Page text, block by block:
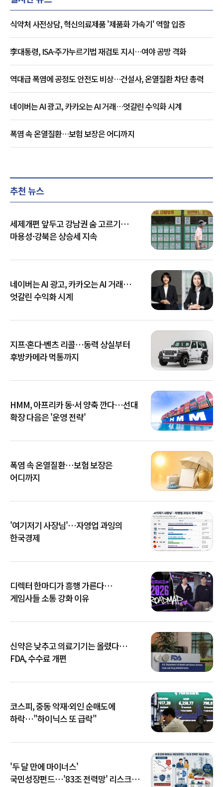
식약처 사전상담, 혁신의료제품 '제품화 가속기' 역할 입증
李대통령, ISA·주가누르기법 재검토 지시…여야 공방 격화
역대급 폭염에 공정도 안전도 비상…건설사, 온열질환 차단 총력
네이버는 AI 광고, 카카오는 AI 거래…엇갈린 수익화 시계
폭염 속 온열질환…보험 보장은 어디까지
추천 뉴스
세제개편 앞두고 강남권 숨 고르기…
마용성·강북은 상승세 지속
네이버는 AI 광고, 카카오는 AI 거래…
엇갈린 수익화 시계
지프·혼다·벤츠 리콜…동력 상실부터
후방카메라 먹통까지
HMM, 아프리카 동·서 양축 깐다…선대
확장 다음은 '운영 전략'
폭염 속 온열질환…보험 보장은
어디까지
'여기저기 사장님'…자영업 과잉의
한국경제
디렉터 한마디가 흥행 가른다…
게임사들 소통 강화 이유
신약은 낮추고 의료기기는 올렸다…
FDA, 수수료 개편
코스피, 중동 악재·외인 순매도에
하락…"하이닉스 또 급락"
'두 달 만에 마이너스'
국민성장펀드…'83조 전력망' 리스크